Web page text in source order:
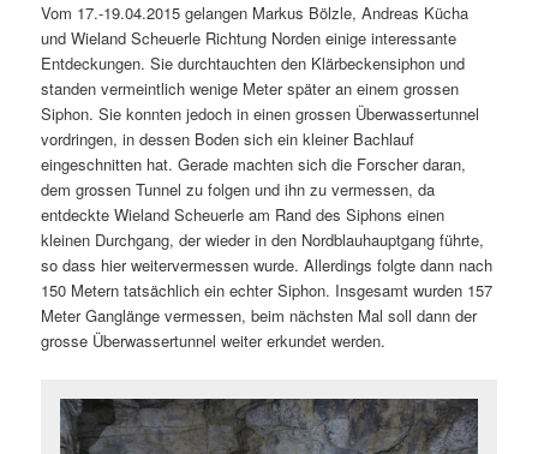
Vom 17.-19.04.2015 gelangen Markus Bölzle, Andreas Kücha
und Wieland Scheuerle Richtung Norden einige interessante
Entdeckungen. Sie durchtauchten den Klärbeckensiphon und
standen vermeintlich wenige Meter später an einem grossen
Siphon. Sie konnten jedoch in einen grossen Überwassertunnel
vordringen, in dessen Boden sich ein kleiner Bachlauf
eingeschnitten hat. Gerade machten sich die Forscher daran,
dem grossen Tunnel zu folgen und ihn zu vermessen, da
entdeckte Wieland Scheuerle am Rand des Siphons einen
kleinen Durchgang, der wieder in den Nordblauhauptgang führte,
so dass hier weitervermessen wurde. Allerdings folgte dann nach
150 Metern tatsächlich ein echter Siphon. Insgesamt wurden 157
Meter Ganglänge vermessen, beim nächsten Mal soll dann der
grosse Überwassertunnel weiter erkundet werden.